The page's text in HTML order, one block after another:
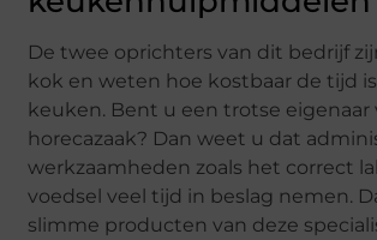
De twee oprichters van dit bedrijf
kok en weten hoe kostbaar de tijd
keuken. Bent u een trotse eigenaar
horecazaak? Dan weet u dat
werkzaamheden zoals het correct
voedsel veel tijd in beslag nemen.
slimme producten van deze